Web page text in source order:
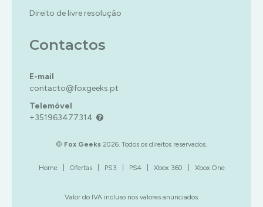
Direito de livre resolução
Contactos
E-mail
contacto@foxgeeks.pt
Telemóvel
+351963477314
© Fox Geeks 2026. Todos os direitos reservados.
Home| Ofertas| PS3 PS4| Xbox 360 Xbox One
Valor do IVA incluso nos valores anunciados.